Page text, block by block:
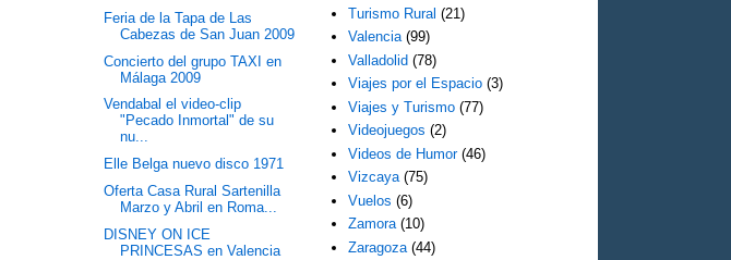
Feria de la Tapa de Las
Cabezas de San Juan 2009
Concierto del grupo TAXI en
Málaga 2009
Vendabal el video-clip
"Pecado Inmortal" de su
nu...
Elle Belga nuevo disco 1971
Oferta Casa Rural Sartenilla
Marzo y Abril en Roma...
DISNEY ON ICE
PRINCESAS en Valencia
Turismo Rural (21)
Valencia (99)
Valladolid (78)
Viajes por el Espacio (3)
Viajes y Turismo (77)
Videojuegos (2)
Videos de Humor (46)
Vizcaya (75)
Vuelos (6)
Zamora (10)
Zaragoza (44)